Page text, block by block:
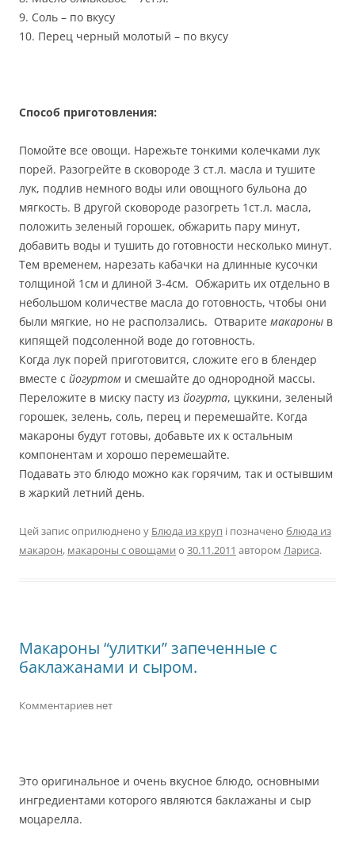
9. Соль – по вкусу
10. Перец черный молотый – по вкусу
Способ приготовления:
Помойте все овощи. Нарежьте тонкими колечками лук
порей. Разогрейте в сковороде 3 ст.л. масла и тушите
лук, подлив немного воды или овощного бульона до
мягкость. В другой сковороде разогреть 1ст.л. масла,
положить зеленый горошек, обжарить пару минут,
добавить воды и тушить до готовности несколько минут.
Тем временем, нарезать кабачки на длинные кусочки
толщиной 1см и длиной 3-4см. Обжарить их отдельно в
небольшом количестве масла до готовность, чтобы они
были мягкие, но не расползались. Отварите макароны в
кипящей подсоленной воде до готовность.
Когда лук порей приготовится, сложите его в блендер
вместе с йогуртом и смешайте до однородной массы.
Переложите в миску пасту из йогурта, цуккини, зеленый
горошек, зелень, соль, перец и перемешайте. Когда
макароны будут готовы, добавьте их к остальным
компонентам и хорошо перемешайте.
Подавать это блюдо можно как горячим, так и остывшим
в жаркий летний день.
Цей запис оприлюднено у Блюда из круп і позначено блюда из
макарон, макароны с овощами о 30.11.2011 автором Лариса.
Макароны “улитки” запеченные с
баклажанами и сыром.
Комментариев нет
Это оригинальное и очень вкусное блюдо, основными
ингредиентами которого являются баклажаны и сыр
моцарелла.